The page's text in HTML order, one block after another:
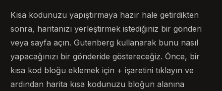
Kısa kodunuzu yapıştırmaya hazır hale getirdikten
sonra, haritanızı yerleştirmek istediğiniz bir gönderi
veya sayfa açın. Gutenberg kullanarak bunu nasıl
yapacağınızı bir gönderide göstereceğiz. Önce, bir
kısa kod bloğu eklemek için + işaretini tıklayın ve
ardından harita kısa kodunuzu bloğun alanına